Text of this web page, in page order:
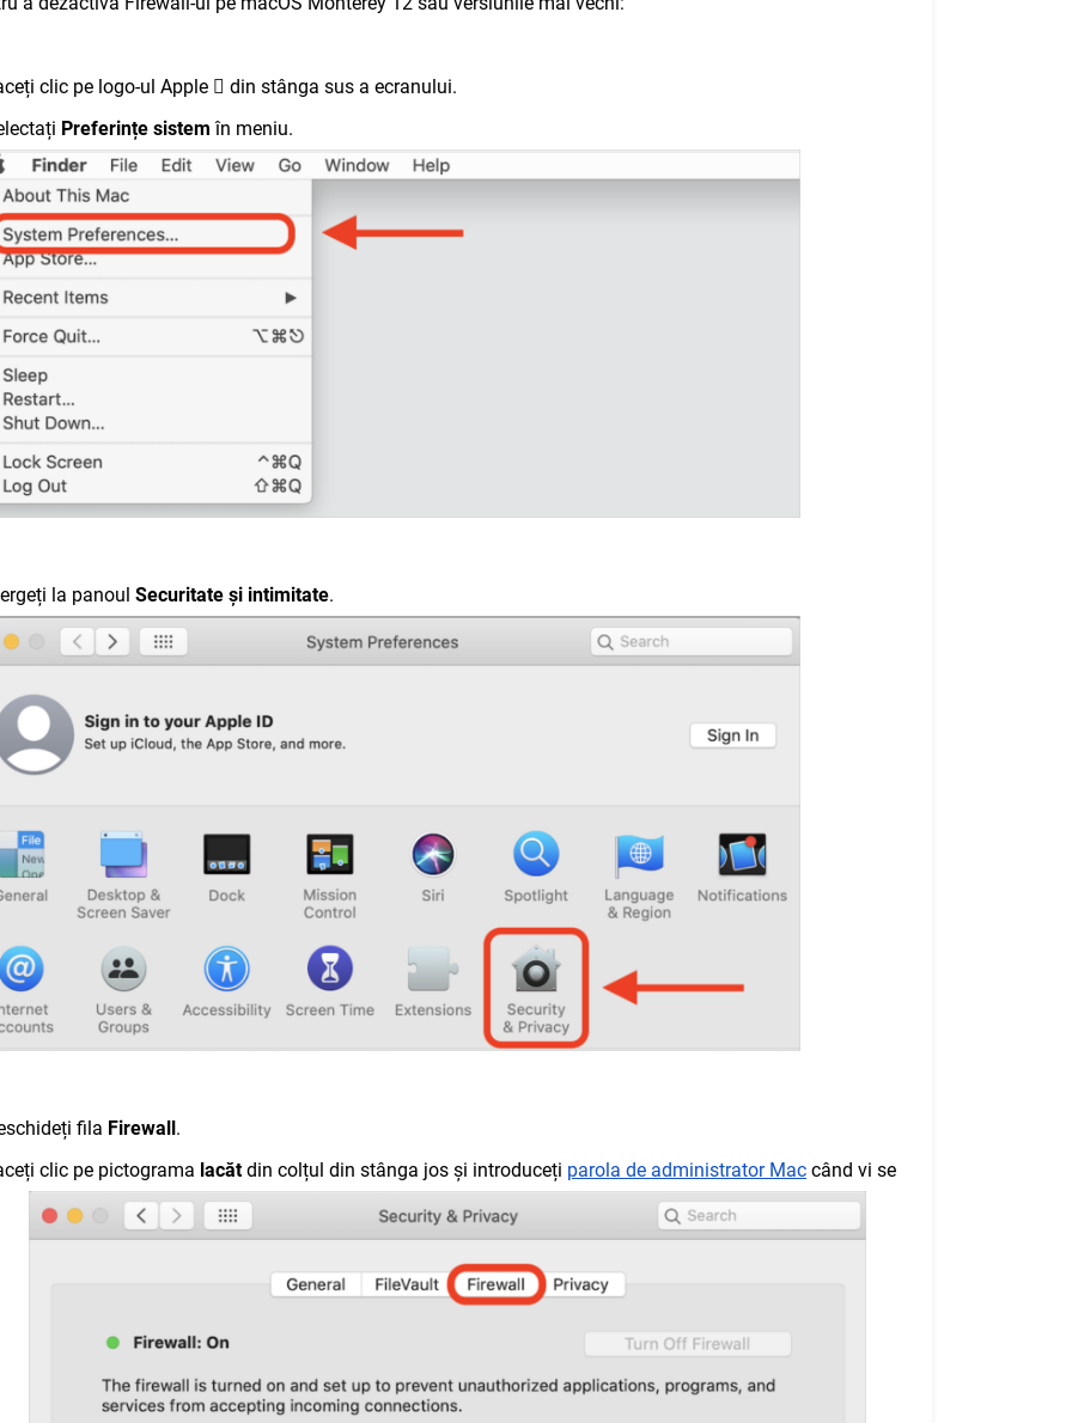
clic pe logo-ul Apple  din stânga sus a ecranului.
Preferințe sistem în meniu.
la panoul Securitate și intimitate.
fila Firewall.
clic pe pictograma lacătdin colțul din stânga jos și introduceți parola de administrator Mac când vi se